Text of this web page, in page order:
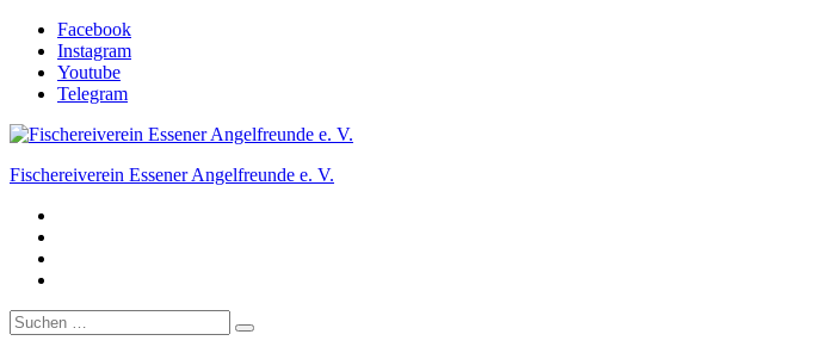
Zum
Inhalt
springen
Facebook
Instagram
Youtube
Telegram
Fischereiverein Essener Angelfreunde e. V.
Der Angelverein in Essen.
Suche
nach: